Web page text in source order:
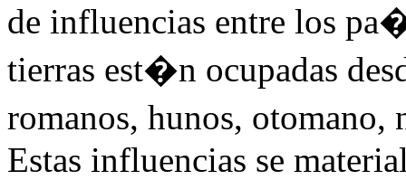
de influencias entre los
tierras est�n ocupadas
romanos, hunos,
Estas influencias se